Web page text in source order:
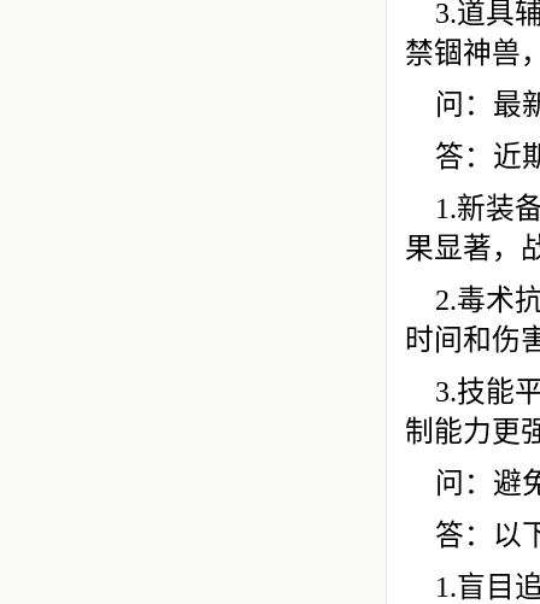
3.道具
禁锢神兽
问：最
答：近
1.新装
果显著，
2.毒术
时间和伤
3.技能
制能力更
问：避
答：以
1.盲目